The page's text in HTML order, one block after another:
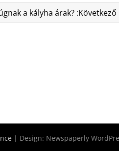
a kályha árak? :Következő
| Design: Newspaperly